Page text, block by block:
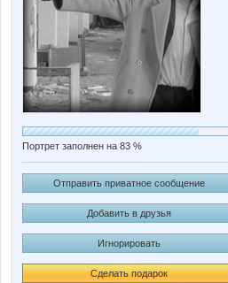
Портрет заполнен на 83 %
Отправить приватное сообщение
Добавить в друзья
Игнорировать
Сделать подарок